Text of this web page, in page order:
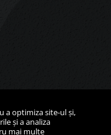
drepturile
a optimiza site-ul și,
și a analiza
mai multe